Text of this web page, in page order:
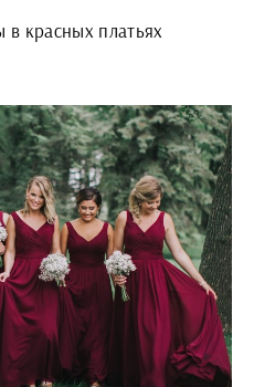
красных платьях